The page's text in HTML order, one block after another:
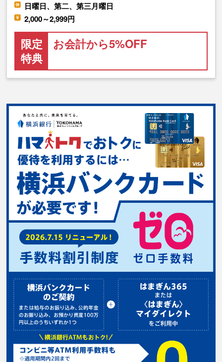
日曜日、第二、第三月曜日
2,000～2,999円
限定
特典
お会計から5%OFF